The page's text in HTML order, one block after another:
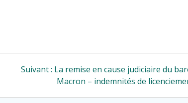
Suivant : Article
suivant
La remise en cause judiciaire du
Macron – indemnités de